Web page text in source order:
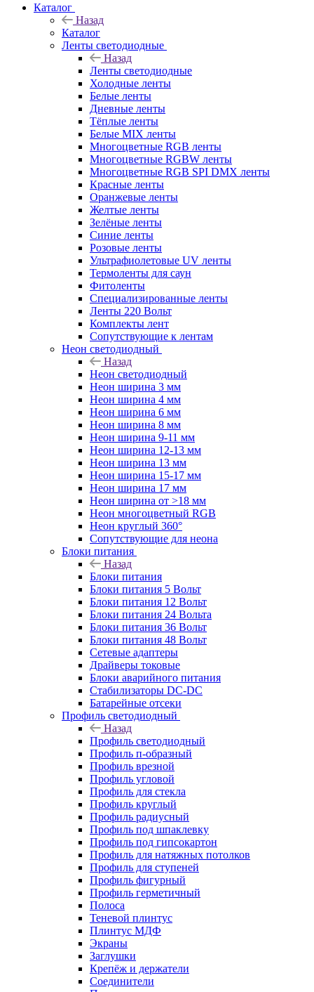
Каталог
Назад
Каталог
Ленты светодиодные
Назад
Ленты светодиодные
Холодные ленты
Белые ленты
Дневные ленты
Тёплые ленты
Белые MIX ленты
Многоцветные RGB ленты
Многоцветные RGBW ленты
Многоцветные RGB SPI DMX ленты
Красные ленты
Оранжевые ленты
Желтые ленты
Зелёные ленты
Синие ленты
Розовые ленты
Ультрафиолетовые UV ленты
Термоленты для саун
Фитоленты
Специализированные ленты
Ленты 220 Вольт
Комплекты лент
Сопутствующие к лентам
Неон светодиодный
Назад
Неон светодиодный
Неон ширина 3 мм
Неон ширина 4 мм
Неон ширина 6 мм
Неон ширина 8 мм
Неон ширина 9-11 мм
Неон ширина 12-13 мм
Неон ширина 13 мм
Неон ширина 15-17 мм
Неон ширина 17 мм
Неон ширина от >18 мм
Неон многоцветный RGB
Неон круглый 360°
Сопутствующие для неона
Блоки питания
Назад
Блоки питания
Блоки питания 5 Вольт
Блоки питания 12 Вольт
Блоки питания 24 Вольта
Блоки питания 36 Вольт
Блоки питания 48 Вольт
Сетевые адаптеры
Драйверы токовые
Блоки аварийного питания
Стабилизаторы DC-DC
Батарейные отсеки
Профиль светодиодный
Назад
Профиль светодиодный
Профиль п-образный
Профиль врезной
Профиль угловой
Профиль для стекла
Профиль круглый
Профиль радиусный
Профиль под шпаклевку
Профиль под гипсокартон
Профиль для натяжных потолков
Профиль для ступеней
Профиль фигурный
Профиль герметичный
Полоса
Теневой плинтус
Плинтус МДФ
Экраны
Заглушки
Крепёж и держатели
Соединители